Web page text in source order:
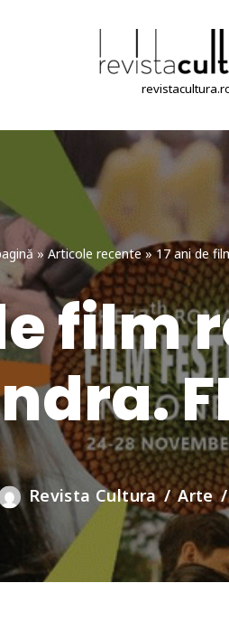
»Articole recente»17 ani de
film
Revista Cultura Arte